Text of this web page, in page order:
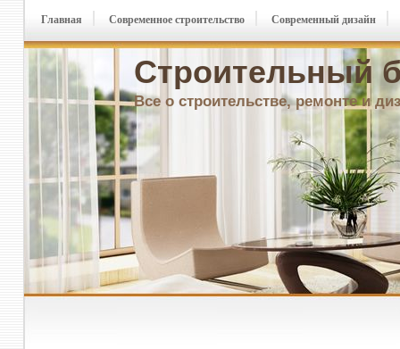
Строительный
Все о строительстве, ремонте и
Главная Современное строительство Современный дизайн